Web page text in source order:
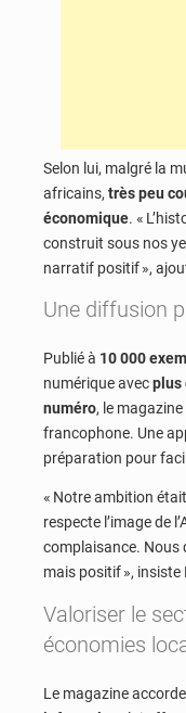
Selon lui, malgré la
africains, très peu
économique. «
construit sous nos
narratif positif »,
Une diffusion
Publié à 10 000
numérique avecplus
numéro, le
francophone. Une
préparation pour
« Notre ambition
respecte l’image de
complaisance. Nous
mais positif », insiste
Valoriser le
économies
Le magazine